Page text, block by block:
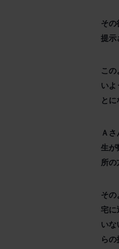
その
提示
こ
いよ
と
Ａ
生が
所
その
宅に
いな
ら